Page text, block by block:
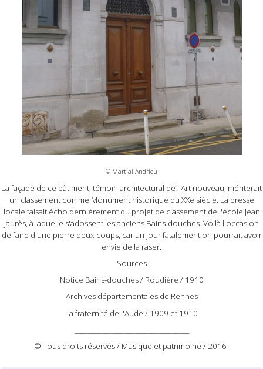
© Martial Andrieu
La façade de ce bâtiment, témoin architectural de l'Art nouveau, mériterait
un classement comme Monument historique du XXe siècle. La presse
locale faisait écho dernièrement du projet de classement de l'école Jean
Jaurès, à laquelle s'adossent les anciens Bains-douches. Voilà l'occasion
de faire d'une pierre deux coups, car un jour fatalement on pourrait avoir
envie de la raser.
Sources
Notice Bains-douches / Roudière / 1910
Archives départementales de Rennes
La fraternité de l'Aude / 1909 et 1910
© Tous droits réservés / Musique et patrimoine / 2016